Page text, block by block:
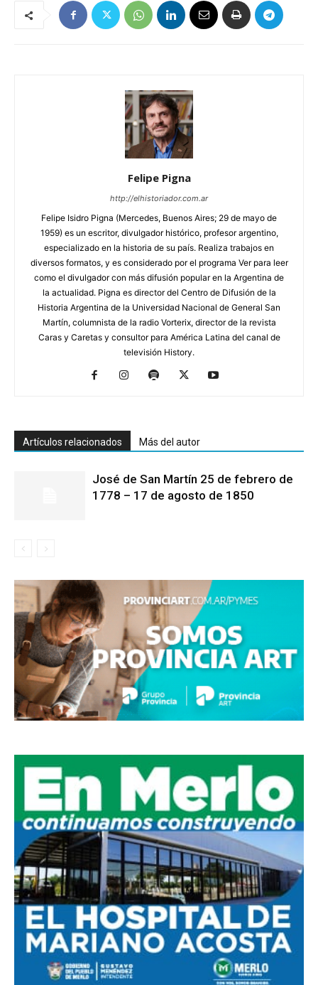
Felipe Pigna
http://elhistoriador.com.ar
Felipe Isidro Pigna (Mercedes, Buenos Aires; 29 de mayo de
1959) es un escritor, divulgador histórico, profesor argentino,
especializado en la historia de su país. Realiza trabajos en
diversos formatos, y es considerado por el programa Ver para leer
como el divulgador con más difusión popular en la Argentina de
la actualidad. Pigna es director del Centro de Difusión de la
Historia Argentina de la Universidad Nacional de General San
Martín, columnista de la radio Vorterix, director de la revista
Caras y Caretas y consultor para América Latina del canal de
televisión History.
Artículos relacionados Más del autor
José de San Martín 25 de febrero de
1778 – 17 de agosto de 1850